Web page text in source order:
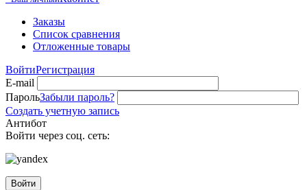
Заказы
Список сравнения
Отложенные товары
ВойтиРегистрация
E-mail
ПарольЗабыли пароль?
Создать учетную запись
Антибот
Войти через соц. сеть:
Войти